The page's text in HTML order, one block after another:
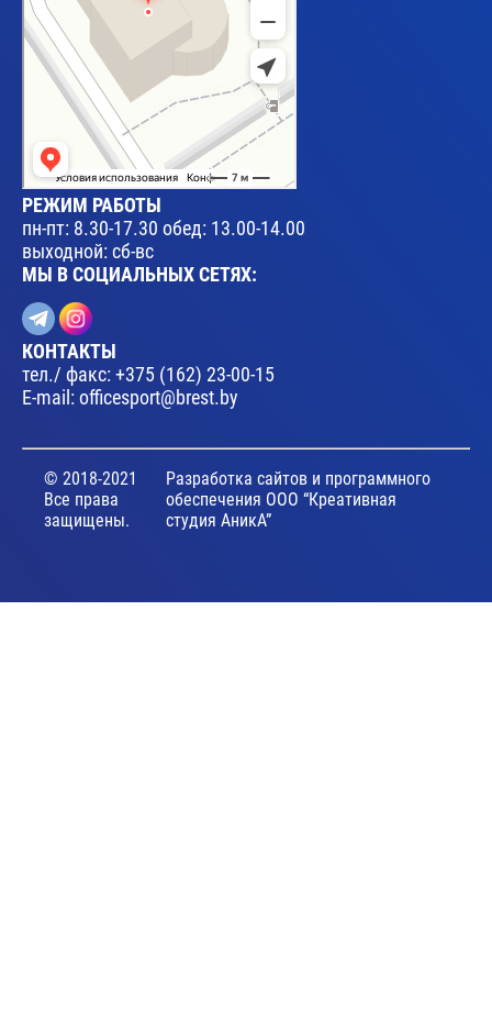
РЕЖИМ РАБОТЫ
пн-пт: 8.30-17.30 обед: 13.00-14.00
выходной: сб-вс
МЫ В СОЦИАЛЬНЫХ СЕТЯХ:
КОНТАКТЫ
тел./ факс:+375 (162) 23-00-15
E-mail: officesport@brest.by
© 2018-2021
Все права
защищены.
Разработка сайтов и программного
обеспечения ООО “Креативная
студия АникА”